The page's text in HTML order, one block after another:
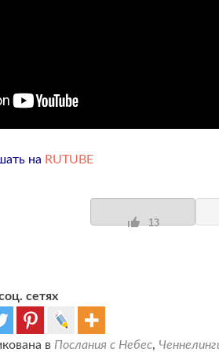
на RUTUBE
13
сетях
в Послания с Небес,